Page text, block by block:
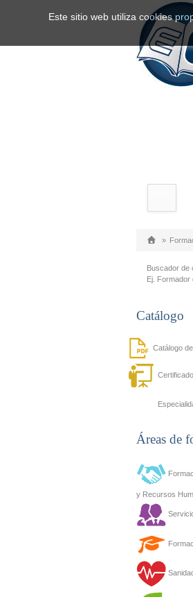
»
Buscador de
Ej.
Catálogo
Catálogo
Áreas de
y Recursos
Este sitio web utiliza cookies